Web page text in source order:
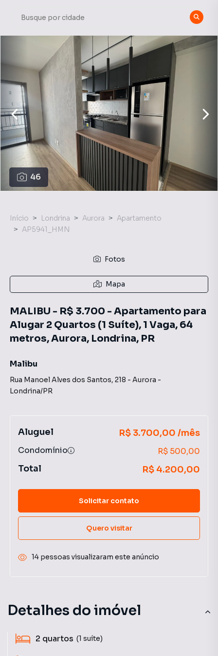
46
Detalhes do imóvel
2 quartos (1 suíte)
Início Londrina Aurora
Apartamento
AP5941_HMN
Fotos
Mapa
MALIBU - R$ 3.700 - Apartamento para
Alugar 2 Quartos (1 Suíte), 1 Vaga, 64
metros, Aurora, Londrina, PR
Malibu
Rua Manoel Alves dos Santos, 218 - Aurora -
Londrina/PR
Aluguel R$ 3.700,00 /mês
Condomínio R$ 500,00
Total R$ 4.200,00
Solicitar contato
Quero visitar
14 pessoas visualizaram este anúncio